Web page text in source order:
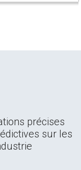
précises
sur les